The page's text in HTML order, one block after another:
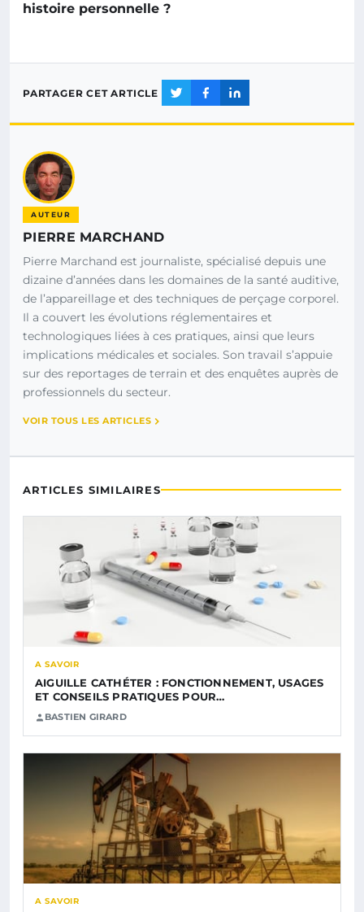
histoire personnelle ?
PARTAGER CET ARTICLE
AUTEUR
PIERRE MARCHAND
Pierre Marchand est journaliste, spécialisé depuis une
dizaine d’années dans les domaines de la santé auditive,
de l’appareillage et des techniques de perçage corporel.
Il a couvert les évolutions réglementaires et
technologiques liées à ces pratiques, ainsi que leurs
implications médicales et sociales. Son travail s’appuie
sur des reportages de terrain et des enquêtes auprès de
professionnels du secteur.
VOIR TOUS LES ARTICLES
ARTICLES SIMILAIRES
A SAVOIR
AIGUILLE CATHÉTER : FONCTIONNEMENT, USAGES
ET CONSEILS PRATIQUES POUR…
BASTIEN GIRARD
A SAVOIR